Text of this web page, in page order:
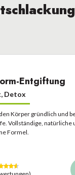
Entgiftung
Detox
Körper gründlich und
Vollständige, natürliche
Formel.